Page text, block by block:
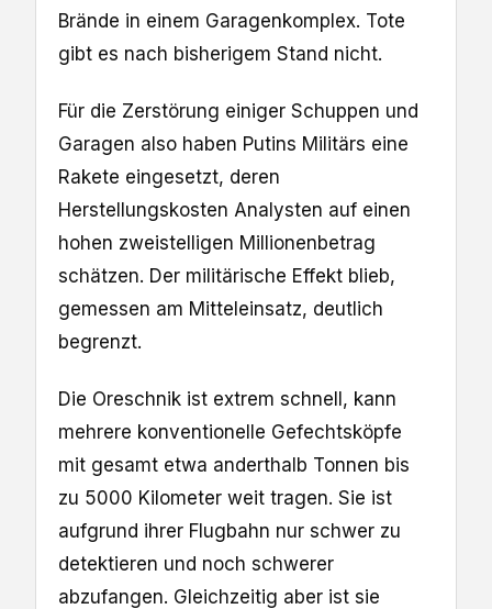
Brände in einem Garagenkomplex. Tote
gibt es nach bisherigem Stand nicht.
Für die Zerstörung einiger Schuppen und
Garagen also haben Putins Militärs eine
Rakete eingesetzt, deren
Herstellungskosten Analysten auf einen
hohen zweistelligen Millionenbetrag
schätzen. Der militärische Effekt blieb,
gemessen am Mitteleinsatz, deutlich
begrenzt.
Die Oreschnik ist extrem schnell, kann
mehrere konventionelle Gefechtsköpfe
mit gesamt etwa anderthalb Tonnen bis
zu 5000 Kilometer weit tragen. Sie ist
aufgrund ihrer Flugbahn nur schwer zu
detektieren und noch schwerer
abzufangen. Gleichzeitig aber ist sie